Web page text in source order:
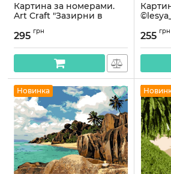
Картина за номерами.
Art Craft "Зазирни в
Артикул:
295 грн
Артикул:
255 грн
Новинка